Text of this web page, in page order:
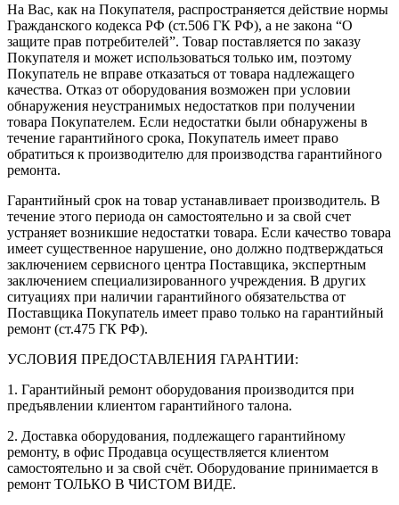
На Вас, как на Покупателя, распространяется действие нормы
Гражданского кодекса РФ (ст.506 ГК РФ), а не закона “О
защите прав потребителей”. Товар поставляется по заказу
Покупателя и может использоваться только им, поэтому
Покупатель не вправе отказаться от товара надлежащего
качества. Отказ от оборудования возможен при условии
обнаружения неустранимых недостатков при получении
товара Покупателем. Если недостатки были обнаружены в
течение гарантийного срока, Покупатель имеет право
обратиться к производителю для производства гарантийного
ремонта.
Гарантийный срок на товар устанавливает производитель. В
течение этого периода он самостоятельно и за свой счет
устраняет возникшие недостатки товара. Если качество товара
имеет существенное нарушение, оно должно подтверждаться
заключением сервисного центра Поставщика, экспертным
заключением специализированного учреждения. В других
ситуациях при наличии гарантийного обязательства от
Поставщика Покупатель имеет право только на гарантийный
ремонт (ст.475 ГК РФ).
УСЛОВИЯ ПРЕДОСТАВЛЕНИЯ ГАРАНТИИ:
1. Гарантийный ремонт оборудования производится при
предъявлении клиентом гарантийного талона.
2. Доставка оборудования, подлежащего гарантийному
ремонту, в офис Продавца осуществляется клиентом
самостоятельно и за свой счёт. Оборудование принимается в
ремонт ТОЛЬКО В ЧИСТОМ ВИДЕ.